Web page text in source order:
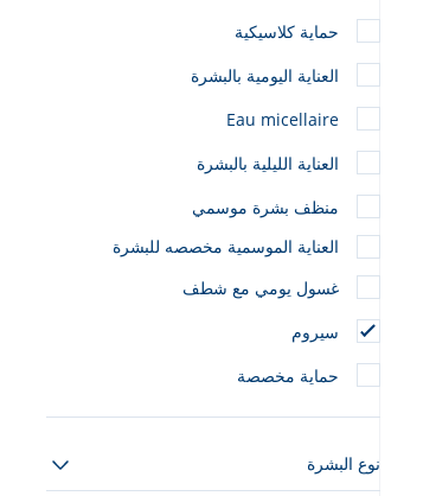
حماية كلاسيكية
العناية اليومية بالبشرة
Eau micellaire
العناية الليلية بالبشرة
منظف بشرة موسمي
العناية الموسمية مخصصه للبشرة
غسول يومي مع شطف
سيروم
حماية مخصصة
نوع البشرة